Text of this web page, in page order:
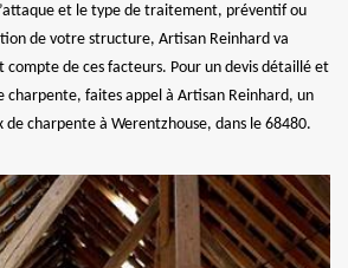
et le type de traitement, préventif ou
de votre structure, Artisan Reinhard va
compte de ces facteurs. Pour un devis détaillé et
charpente, faites appel à Artisan Reinhard, un
de charpente à Werentzhouse, dans le 68480.